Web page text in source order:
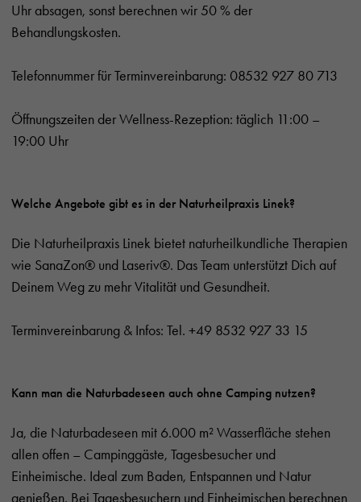
Uhr absagen, sonst berechnen wir 50 % der
Behandlungskosten.
Telefonnummer für Terminvereinbarung: 08532 927 80 713
Öffnungszeiten der Wellness-Rezeption: täglich 11:00 –
19:00 Uhr
Welche Angebote gibt es in der Naturheilpraxis Linek?
Die Naturheilpraxis Linek bietet naturheilkundliche Therapien
wie SanaZon® und Laseriv®. Das Team unterstützt Dich auf
Deinem Weg zu mehr Vitalität und Gesundheit.
Terminvereinbarung & Infos: Tel. +49 8532 927 33 15
Kann man die Naturbadeseen auch ohne Camping nutzen?
Ja, die Naturbadeseen mit 6.000 m² Wasserfläche stehen
allen offen – Campinggäste, Tagesbesucher und
Einheimische. Ideal zum Baden, Entspannen und Natur
genießen. Bei Tagesbesuchern und Einheimischen berechnen